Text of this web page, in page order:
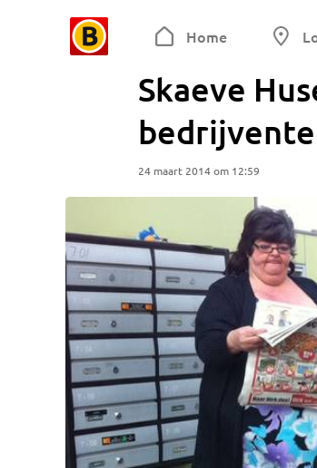
Home
Skaeve
24 maart 2014 om 12:59